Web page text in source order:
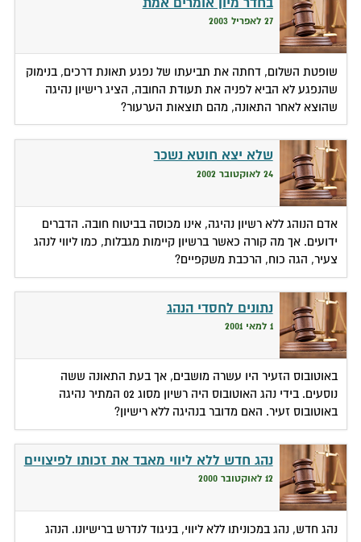
27 לאפריל 2003
שופטת השלום, דחתה את תביעתו של נפגע תאונת דרכים, בנימוק
שהנפגע לא הביא לפניה את תעודת החובה, הציג רישיון נהיגה
שהוצא לאחר התאונה, מהם תוצאות הערעור?
שלא יצא חוטא נשכר
24 לאוקטובר 2002
אדם הנוהג ללא רשיון נהיגה, אינו מכוסה בביטוח חובה. הדברים
ידועים. אך מה קורה כאשר ברשיון קיימות מגבלות, כמו ליווי לנהג
צעיר, הגה כוח, הרכבת משקפיים?
נתונים לחסדי הנהג
1 למאי 2001
באוטובוס הזעיר היו עשרה מושבים, אך בעת התאונה ששה
נוסעים. בידי נהג האוטובוס היה רשיון מסוג 02 המתיר נהיגה
באוטובוס זעיר. האם מדובר בנהיגה ללא רישיון?
נהג חדש ללא ליווי מאבד את זכותו לפיצויים
12 לאוקטובר 2000
נהג חדש, נהג במכוניתו ללא ליווי, בניגוד לנדרש ברישיונו. הנהג